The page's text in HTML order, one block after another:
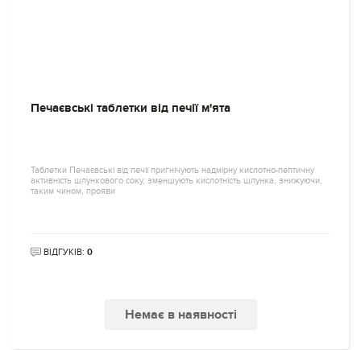
Печаєвські таблетки від печії м'ята
Таблетки Печаєвські від печії пригнічують надмірну кислотно-пептичну
активність шлункового соку, зменшують кислотність шлунка, знижуючи,
таким чином, прояви
ВІДГУКІВ: 0
Немає в наявності